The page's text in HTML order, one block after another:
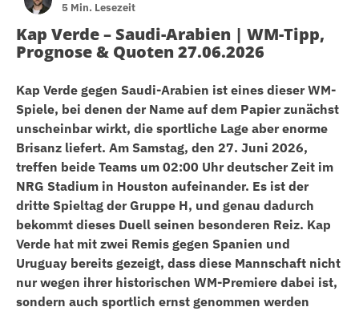
5 Min. Lesezeit
Kap Verde – Saudi-Arabien | WM-Tipp,
Prognose & Quoten 27.06.2026
Kap Verde gegen Saudi-Arabien ist eines dieser WM-
Spiele, bei denen der Name auf dem Papier zunächst
unscheinbar wirkt, die sportliche Lage aber enorme
Brisanz liefert. Am Samstag, den 27. Juni 2026,
treffen beide Teams um 02:00 Uhr deutscher Zeit im
NRG Stadium in Houston aufeinander. Es ist der
dritte Spieltag der Gruppe H, und genau dadurch
bekommt dieses Duell seinen besonderen Reiz. Kap
Verde hat mit zwei Remis gegen Spanien und
Uruguay bereits gezeigt, dass diese Mannschaft nicht
nur wegen ihrer historischen WM-Premiere dabei ist,
sondern auch sportlich ernst genommen werden